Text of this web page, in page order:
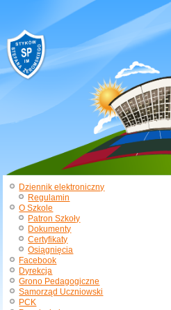
Dziennik elektroniczny
Regulamin
O Szkole
Patron Szkoły
Dokumenty
Certyfikaty
Osiągnięcia
Facebook
Dyrekcja
Grono Pedagogiczne
Samorząd Uczniowski
PCK